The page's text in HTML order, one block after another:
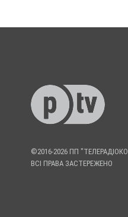
©2016-2026 ПП
ВСІ ПРАВА ЗАСТЕРЕЖЕНО